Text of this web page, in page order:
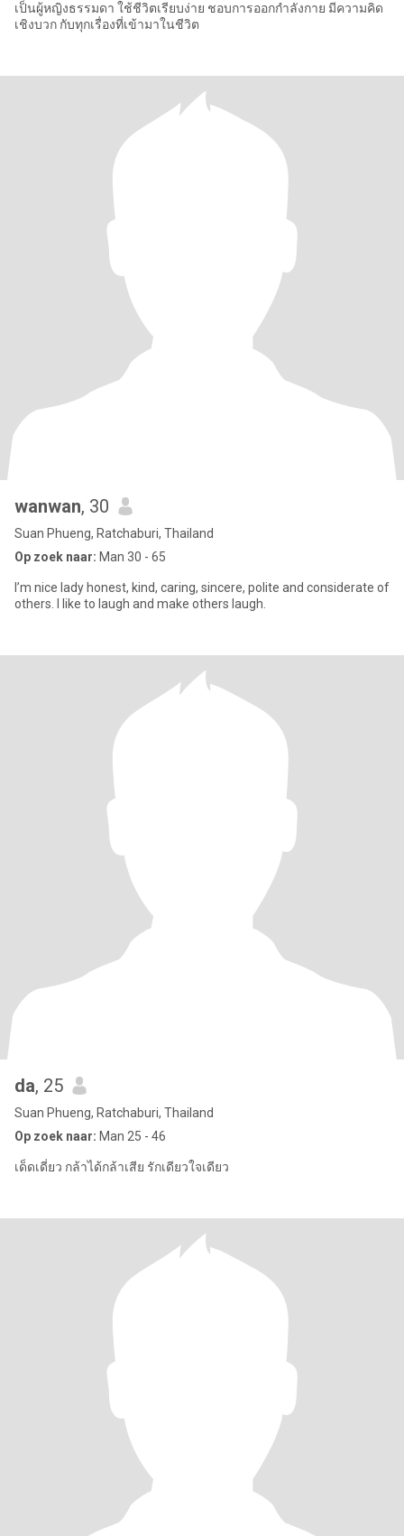
เป็นผู้หญิงธรรมดา ใช้ชีวิตเรียบง่าย ชอบการออกกำลังกาย มีความคิด
เชิงบวก กับทุกเรื่องที่เข้ามาในชีวิต
wanwan, 30
Suan Phueng, Ratchaburi, Thailand
Op zoek naar: Man 30 - 65
I’m nice lady honest, kind, caring, sincere, polite and considerate of
others. I like to laugh and make others laugh.
da, 25
Suan Phueng, Ratchaburi, Thailand
Op zoek naar: Man 25 - 46
เด็ดเดี่ยว กล้าได้กล้าเสีย รักเดียวใจเดียว